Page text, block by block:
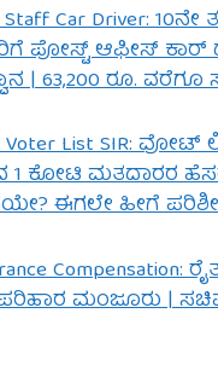
Staff Car Driver: 10ನೇ
ಪೋಸ್ಟ್ ಆಫೀಸ್ ಕಾರ್
| 63,200 ರೂ.
Voter List SIR: ವೋಟ್
1 ಕೋಟಿ ಮತದಾರರ
ಈಗಲೇ ಹೀಗೆ
Compensation:
ಮಂಜೂರು |